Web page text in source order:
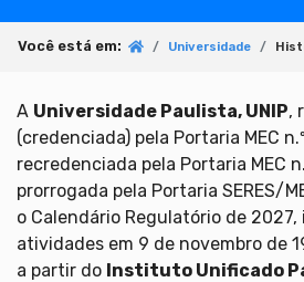
Você está em: Universidade
A Universidade Paulista, UNIP,
(credenciada) pela Portaria MEC
recredenciada pela Portaria MEC
prorrogada pela Portaria SERES/
o Calendário Regulatório de
atividades em 9 de novembro de
a partir do Instituto Unificado